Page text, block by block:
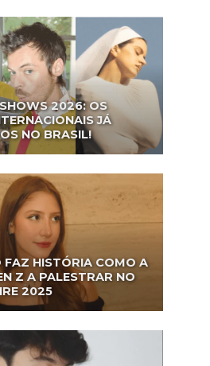
2026: OS
JÁ
NO BRASIL!
FAZ HISTÓRIA COMO A
Z A PALESTRAR NO
2025